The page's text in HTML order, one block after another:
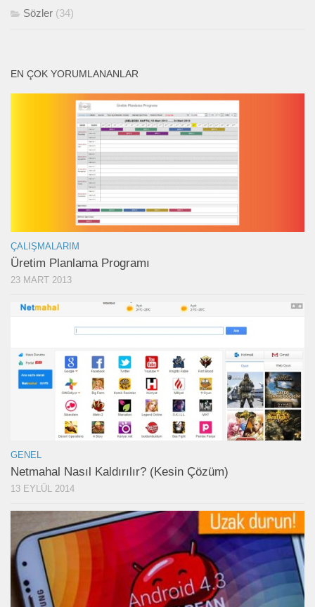
Sözler (34)
EN ÇOK YORUMLANANLAR
ÇALIŞMALARIM
Üretim Planlama Programı
23 MART 2013
GENEL
Netmahal Nasıl Kaldırılır? (Kesin Çözüm)
13 EYLÜL 2014